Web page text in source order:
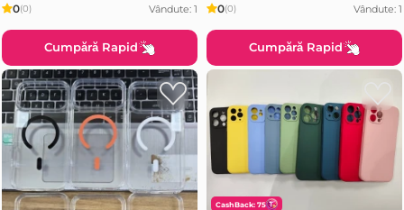
0(0) Vândute: 1
Cumpără Rapid
0(0) Vândute: 1
Cumpără Rapid
CashBack: 75